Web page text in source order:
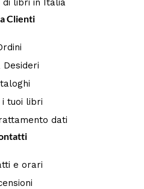
di libri in Italia
Clienti
Desideri
i tuoi libri
dati
e orari